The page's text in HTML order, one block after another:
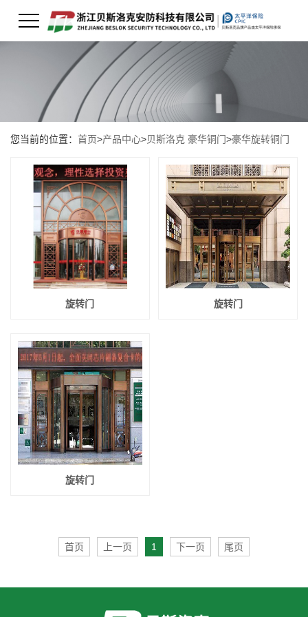
您当前的位置： 首页>产品中心>贝斯洛克 豪华铜门>豪华旋转铜门
旋转门 旋转门
旋转门
首页 上一页 1 下一页 尾页